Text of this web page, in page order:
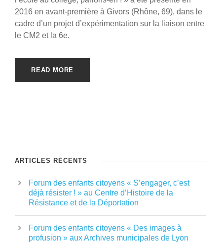
2016 en avant-première à Givors (Rhône, 69), dans le
cadre d’un projet d’expérimentation sur la liaison entre
le CM2 et la 6e.
READ MORE
ARTICLES RÉCENTS
Forum des enfants citoyens « S’engager, c’est
déjà résister ! » au Centre d’Histoire de la
Résistance et de la Déportation
Forum des enfants citoyens « Des images à
profusion » aux Archives municipales de Lyon